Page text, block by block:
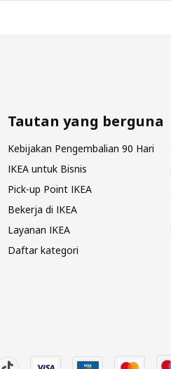
Tautan yang berguna
Kebijakan Pengembalian 90 Hari
IKEA untuk Bisnis
Pick-up Point IKEA
Bekerja di IKEA
Layanan IKEA
Daftar kategori